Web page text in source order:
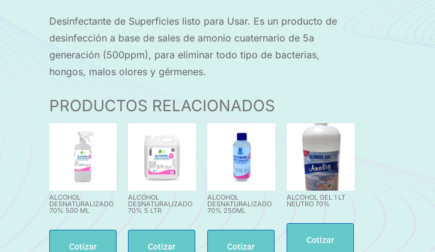
Desinfectante de Superficies listo para Usar. Es un producto de
desinfección a base de sales de amonio cuaternario de 5a
generación (500ppm), para eliminar todo tipo de bacterias,
hongos, malos olores y gérmenes.
PRODUCTOS RELACIONADOS
ALCOHOL
DESNATURALIZADO
70% 500 ML
Cotizar
ALCOHOL
DESNATURALIZADO
70% 5 LTR
Cotizar
ALCOHOL
DESNATURALIZADO
70% 250ML
Cotizar
ALCOHOL GEL 1 LT
NEUTRO 70%
Cotizar